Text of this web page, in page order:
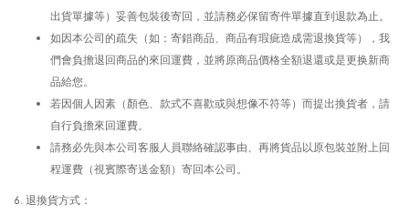
出貨單據等）妥善包裝後寄回，並請務必保留寄件單據直到退款為止。
如因本公司的疏失（如：寄錯商品、商品有瑕疵造成需退換貨等），我
們會負擔退回商品的來回運費，並將原商品價格全額退還或是更换新商
品給您。
若因個人因素（顏色、款式不喜歡或與想像不符等）而提出換貨者，請
自行負擔來回運費。
請務必先與本公司客服人員聯絡確認事由、再將貨品以原包裝並附上回
程運費 （視賓際寄送金額） 寄回本公司。
6. 退換貨方式：